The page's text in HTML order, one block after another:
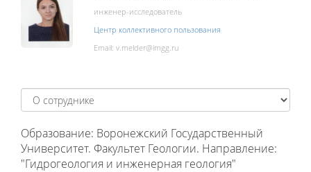
инженер-исследователь
Центр коллективного пользования
Email:
Образование: Воронежский Государственный
Университет. Факультет Геологии. Направление:
"Гидрогеология и инженерная геология"